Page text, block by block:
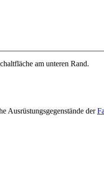
am unteren Rand.
Ausrüstungsgegenstände der